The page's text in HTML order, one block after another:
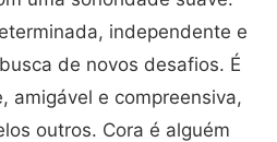
independente e
de novos desafios. É
amigável e compreensiva,
outros. Cora é alguém